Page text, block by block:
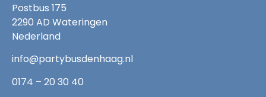
Postbus 175
2290 AD Wateringen
Nederland
info@partybusdenhaag.nl
0174 – 20 30 40